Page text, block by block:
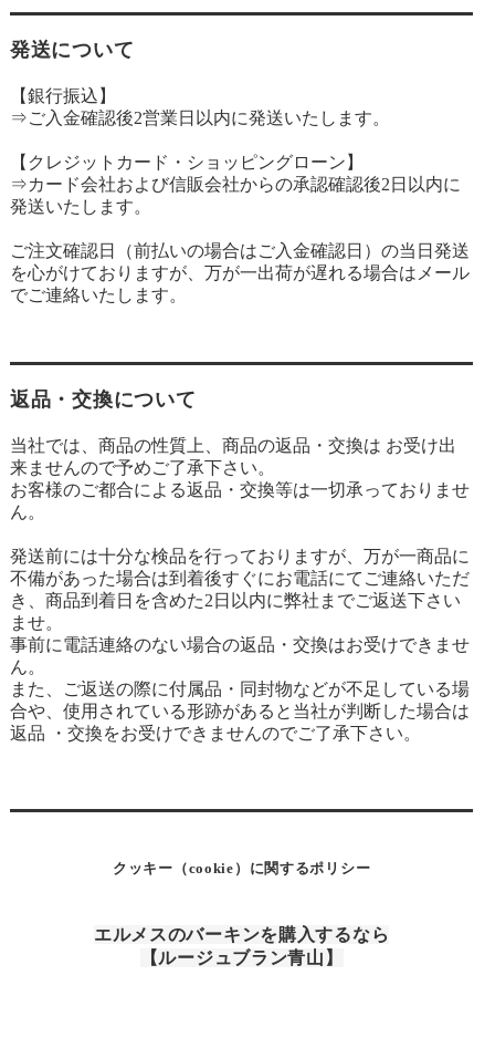
発送について
【銀行振込】
⇒ご入金確認後2営業日以内に発送いたします。
【クレジットカード・ショッピングローン】
⇒カード会社および信販会社からの承認確認後2日以内に
発送いたします。
ご注文確認日（前払いの場合はご入金確認日）の当日発送
を心がけておりますが、万が一出荷が遅れる場合はメール
でご連絡いたします。
返品・交換について
当社では、商品の性質上、商品の返品・交換は お受け出
来ませんので予めご了承下さい。
お客様のご都合による返品・交換等は一切承っておりませ
ん。
発送前には十分な検品を行っておりますが、万が一商品に
不備があった場合は到着後すぐにお電話にてご連絡いただ
き、商品到着日を含めた2日以内に弊社までご返送下さい
ませ。
事前に電話連絡のない場合の返品・交換はお受けできませ
ん。
また、ご返送の際に付属品・同封物などが不足している場
合や、使用されている形跡があると当社が判断した場合は
返品 ・交換をお受けできませんのでご了承下さい。
クッキー（cookie）に関するポリシー
エルメスのバーキンを購入するなら
【ルージュブラン青山】